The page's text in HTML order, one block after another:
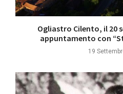
Ogliastro Cilento, il 20
appuntamento con
19